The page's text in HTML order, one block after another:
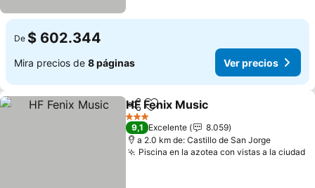
De $ 602.344
Mira precios de 8 páginas Ver precios
CompartirAgregar a favoritos
HF Fenix Music
3 Estrellas
9,1 Excelente
8.059
a 2.0 km de: Castillo de San Jorge
Piscina en la azotea con vistas a la ciudad